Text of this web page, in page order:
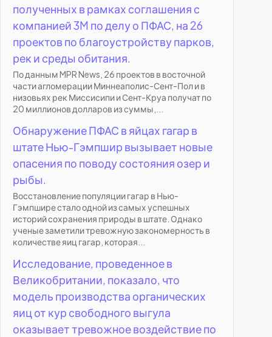
полученных в рамках соглашения с
компанией 3M по делу о ПФАС, на 26
проектов по благоустройству парков,
рек и среды обитания.
По данным MPR News, 26 проектов в восточной
части агломерации Миннеаполис-Сент-Пол и в
низовьях рек Миссисипи и Сент-Круа получат по
20 миллионов долларов из суммы,...
Обнаружение ПФАС в яйцах гагар в
штате Нью-Гэмпшир вызывает новые
опасения по поводу состояния озер и
рыбы.
Восстановление популяции гагар в Нью-
Гэмпшире стало одной из самых успешных
историй сохранения природы в штате. Однако
ученые заметили тревожную закономерность в
количестве яиц гагар, которая...
Исследование, проведенное в
Великобритании, показало, что
модель производства органических
яиц от кур свободного выгула
оказывает тревожное воздействие по